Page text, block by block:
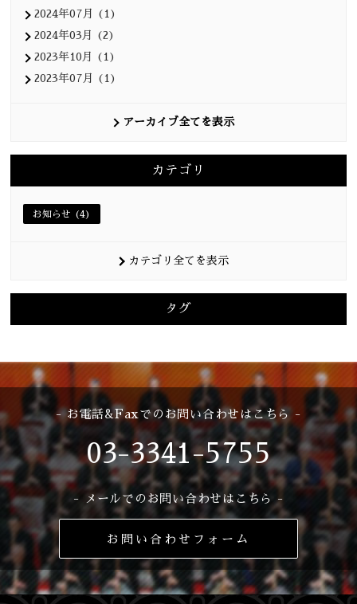
2024年07月 (1)
2024年03月 (2)
2023年10月 (1)
2023年07月 (1)
アーカイブ全てを表示
カテゴリ
お知らせ (4)
カテゴリ全てを表示
タグ
- お電話&Faxでのお問い合わせはこちら -
03-3341-5755
- メールでのお問い合わせはこちら -
お問い合わせフォーム